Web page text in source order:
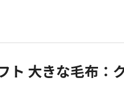
ト 大きな毛布：